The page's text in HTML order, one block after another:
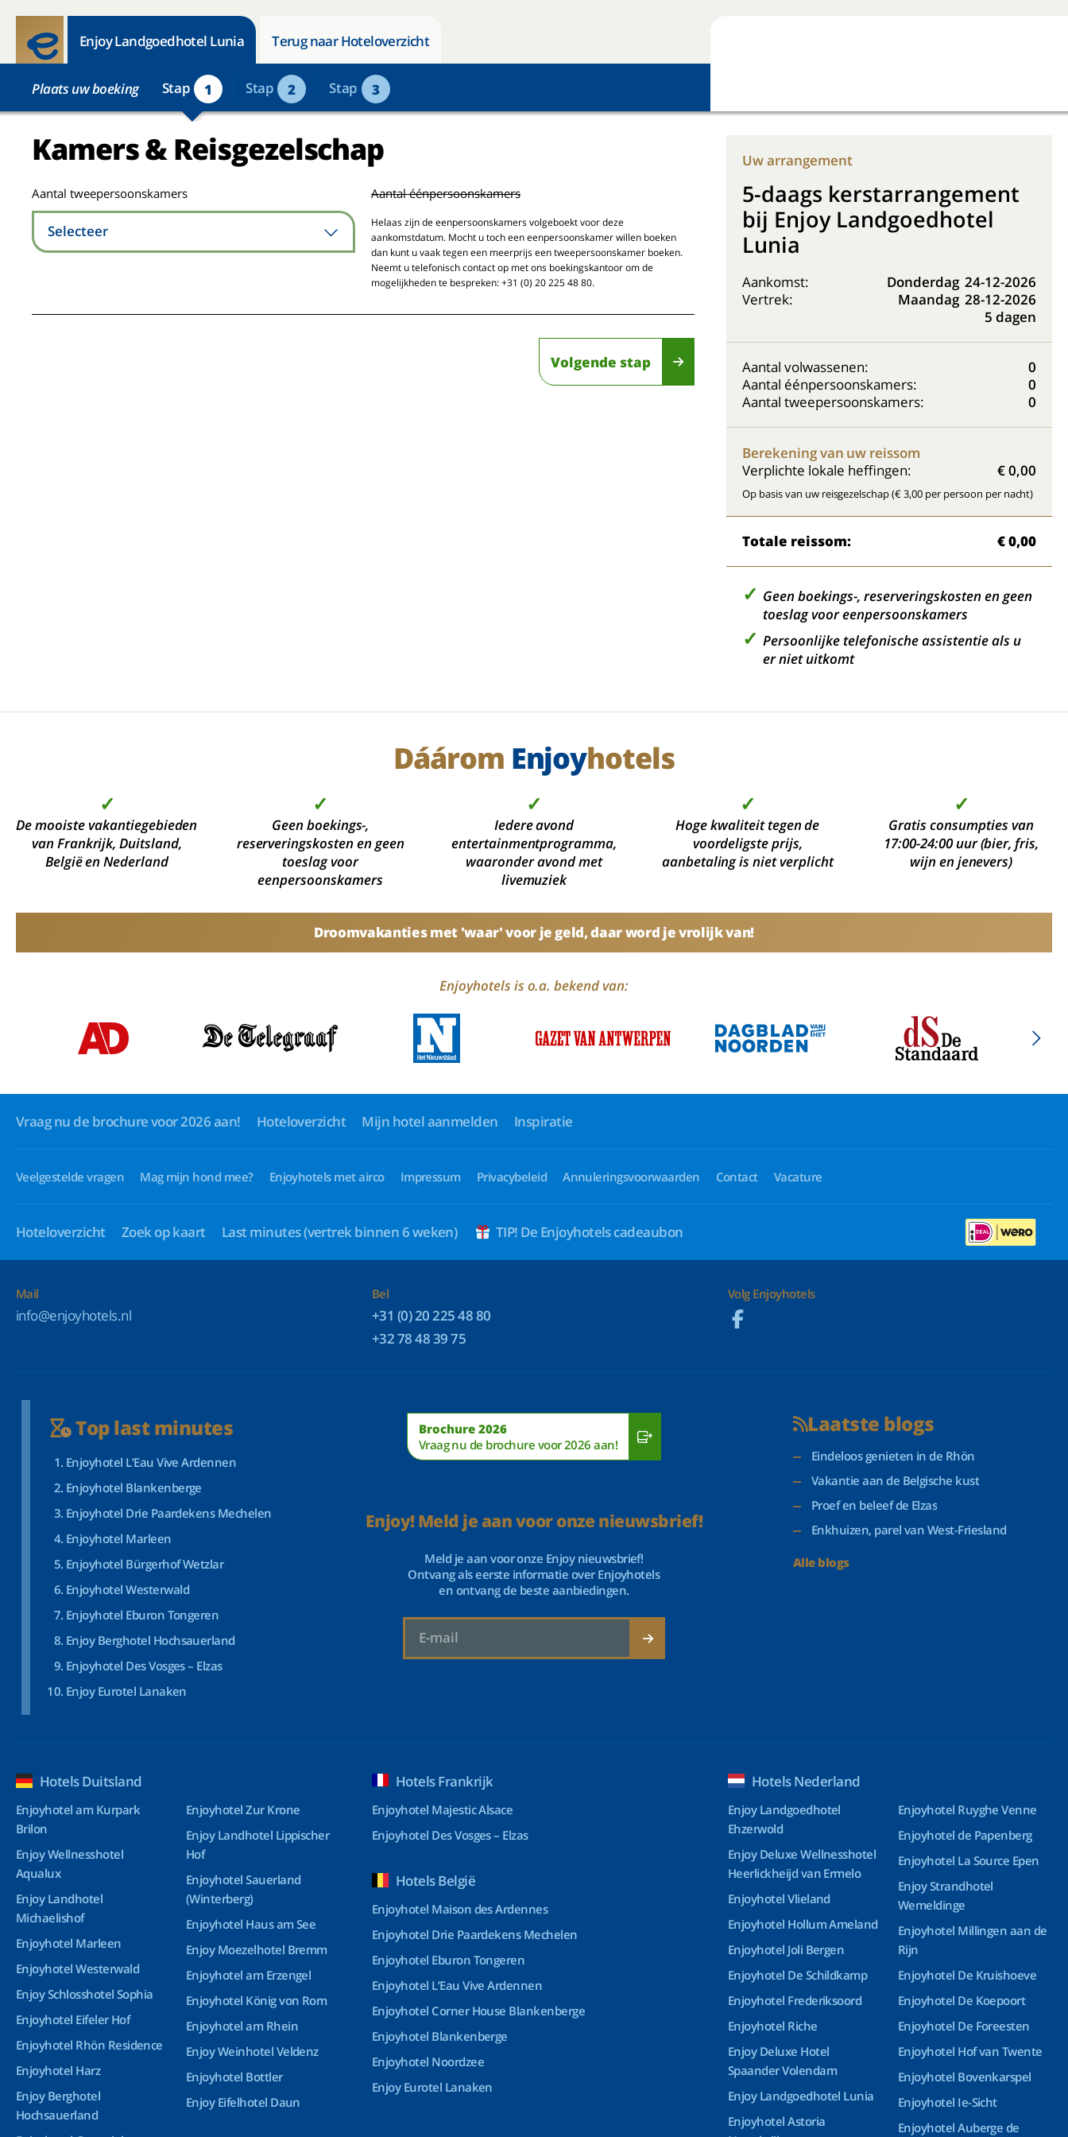
Enjoy Landgoedhotel Lunia Terug naar Hoteloverzicht
Plaats uw boeking Stap 1 Stap 2 Stap 3
Kamers & Reisgezelschap
Aantal tweepersoonskamers
Selecteer
Aantal éénpersoonskamers
Helaas zijn de eenpersoonskamers volgeboekt voor deze
aankomstdatum. Mocht u toch een eenpersoonskamer willen boeken
dan kunt u vaak tegen een meerprijs een tweepersoonskamer boeken.
Neemt u telefonisch contact op met ons boekingskantoor om de
mogelijkheden te bespreken: +31 (0) 20 225 48 80.
Volgende stap
Uw arrangement
5-daags kerstarrangement
bij Enjoy Landgoedhotel
Lunia
Aankomst: Donderdag 24-12-2026
Vertrek:
Maandag 28-12-2026
5 dagen
Aantal volwassenen:
0
Aantal éénpersoonskamers:
0
Aantal tweepersoonskamers:
0
Berekening van uw reissom
Verplichte lokale heffingen:
€ 0,00
Op basis van uw reisgezelschap (€ 3,00 per persoon per nacht)
Totale reissom: € 0,00
Geen boekings-, reserveringskosten en geen
toeslag voor eenpersoonskamers
Persoonlijke telefonische assistentie als u
er niet uitkomt
Dáárom Enjoyhotels
✓
De mooiste vakantiegebieden
van Frankrijk, Duitsland,
België en Nederland
✓
Geen boekings-,
reserveringskosten en geen
toeslag voor
eenpersoonskamers
✓
Iedere avond
entertainmentprogramma,
waaronder avond met
livemuziek
✓
Hoge kwaliteit tegen de
voordeligste prijs,
aanbetaling is niet verplicht
✓
Gratis consumpties van
17:00-24:00 uur (bier, fris,
wijn en jenevers)
Droomvakanties met 'waar' voor je geld, daar word je vrolijk van!
Enjoyhotels is o.a. bekend van:
Vraag nu de brochure voor 2026 aan! Hoteloverzicht Mijn hotel aanmelden Inspiratie
Veelgestelde vragen Mag mijn hond mee? Enjoyhotels met airco Impressum Privacybeleid Annuleringsvoorwaarden Contact Vacature
Hoteloverzicht Zoek op kaart Last minutes(vertrek binnen 6 weken) TIP! De Enjoyhotels cadeaubon
Mail
info@enjoyhotels.nl
Bel
+31 (0) 20 225 48 80
+32 78 48 39 75
Volg Enjoyhotels
Top last minutes
Enjoyhotel L’Eau Vive Ardennen
Enjoyhotel Blankenberge
Enjoyhotel Drie Paardekens Mechelen
Enjoyhotel Marleen
Enjoyhotel Bürgerhof Wetzlar
Enjoyhotel Westerwald
Enjoyhotel Eburon Tongeren
Enjoy Berghotel Hochsauerland
Enjoyhotel Des Vosges – Elzas
Enjoy Eurotel Lanaken
Brochure 2026
Vraag nu de brochure voor 2026 aan!
Enjoy! Meld je aan voor onze nieuwsbrief!
Meld je aan voor onze Enjoy nieuwsbrief!
Ontvang als eerste informatie over Enjoyhotels
en ontvang de beste aanbiedingen.
Laatste blogs
Eindeloos genieten in de Rhön
Vakantie aan de Belgische kust
Proef en beleef de Elzas
Enkhuizen, parel van West-Friesland
Alle blogs
Hotels Duitsland
Enjoyhotel am Kurpark
Brilon
Enjoy Wellnesshotel
Aqualux
Enjoy Landhotel
Michaelishof
Enjoyhotel Marleen
Enjoyhotel Westerwald
Enjoy Schlosshotel Sophia
Enjoyhotel Eifeler Hof
Enjoyhotel Rhön Residence
Enjoyhotel Harz
Enjoy Berghotel
Hochsauerland
Enjoyhotel Zur Krone
Enjoy Landhotel Lippischer
Hof
Enjoyhotel Sauerland
(Winterberg)
Enjoyhotel Haus am See
Enjoy Moezelhotel Bremm
Enjoyhotel am Erzengel
Enjoyhotel König von Rom
Enjoyhotel am Rhein
Enjoy Weinhotel Veldenz
Enjoyhotel Bottler
Enjoy Eifelhotel Daun
Hotels Frankrijk
Enjoyhotel Majestic Alsace
Enjoyhotel Des Vosges – Elzas
Hotels België
Enjoyhotel Maison des Ardennes
Enjoyhotel Drie Paardekens Mechelen
Enjoyhotel Eburon Tongeren
Enjoyhotel L’Eau Vive Ardennen
Enjoyhotel Corner House Blankenberge
Enjoyhotel Blankenberge
Enjoyhotel Noordzee
Enjoy Eurotel Lanaken
Hotels Nederland
Enjoy Landgoedhotel
Ehzerwold
Enjoy Deluxe Wellnesshotel
Heerlickheijd van Ermelo
Enjoyhotel Vlieland
Enjoyhotel Hollum Ameland
Enjoyhotel Joli Bergen
Enjoyhotel De Schildkamp
Enjoyhotel Frederiksoord
Enjoyhotel Riche
Enjoy Deluxe Hotel
Spaander Volendam
Enjoy Landgoedhotel Lunia
Enjoyhotel Astoria
Enjoyhotel Ruyghe Venne
Enjoyhotel de Papenberg
Enjoyhotel La Source Epen
Enjoy Strandhotel
Wemeldinge
Enjoyhotel Millingen aan de
Rijn
Enjoyhotel De Kruishoeve
Enjoyhotel De Koepoort
Enjoyhotel De Foreesten
Enjoyhotel Hof van Twente
Enjoyhotel Bovenkarspel
Enjoyhotel Ie-Sicht
Enjoyhotel Auberge de